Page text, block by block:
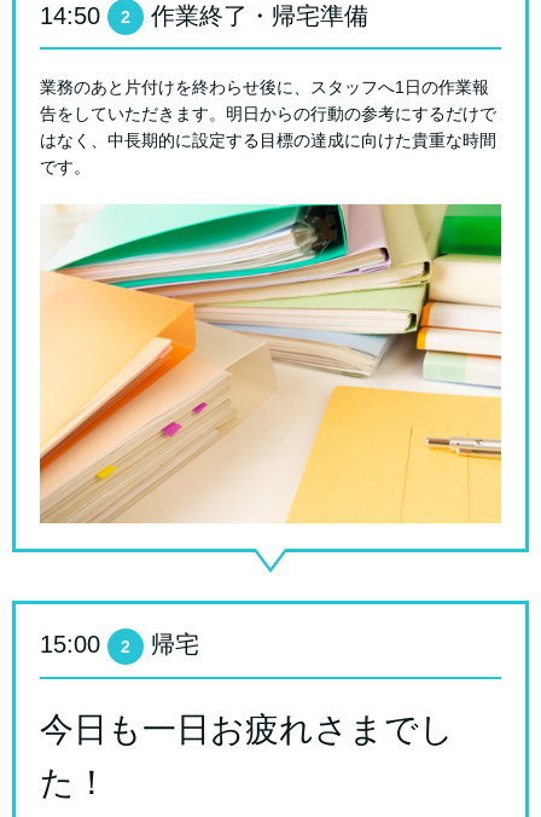
14:50 2 作業終了・帰宅準備
業務のあと片付けを終わらせ後に、スタッフへ1日の作業報
告をしていただきます。明日からの行動の参考にするだけで
はなく、中長期的に設定する目標の達成に向けた貴重な時間
です。
15:00 2 帰宅
今日も一日お疲れさまでし
た！